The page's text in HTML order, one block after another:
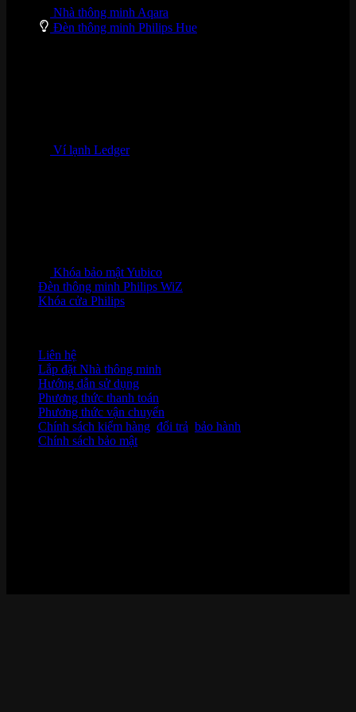
Nhà thông minh Aqara
Đèn thông minh Philips Hue
Ví lạnh Ledger
Khóa bảo mật Yubico
Đèn thông minh Philips WiZ
Khóa cửa Philips
Liên hệ
Lắp đặt Nhà thông minh
Hướng dẫn sử dụng
Phương thức thanh toán
Phương thức vận chuyển
Chính sách kiểm hàng đổi trả bảo hành
Chính sách bảo mật